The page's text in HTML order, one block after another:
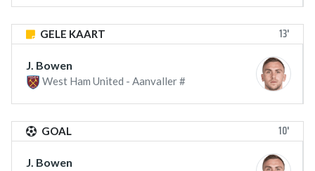
GELE KAART 13'
J. Bowen
West Ham United - Aanvaller #
GOAL 10'
J. Bowen